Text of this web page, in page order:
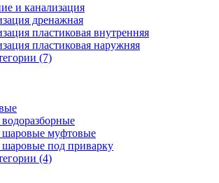
и канализация
дренажная
пластиковая внутренняя
пластиковая наружняя
(7)
муфтовые
под приварку
(4)